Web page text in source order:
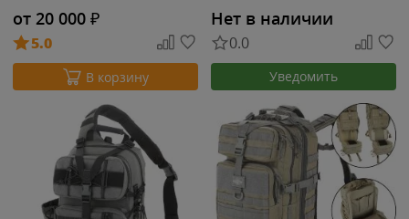
от 20 000 ₽
5.0
В корзину
Нет в наличии
0.0
Уведомить